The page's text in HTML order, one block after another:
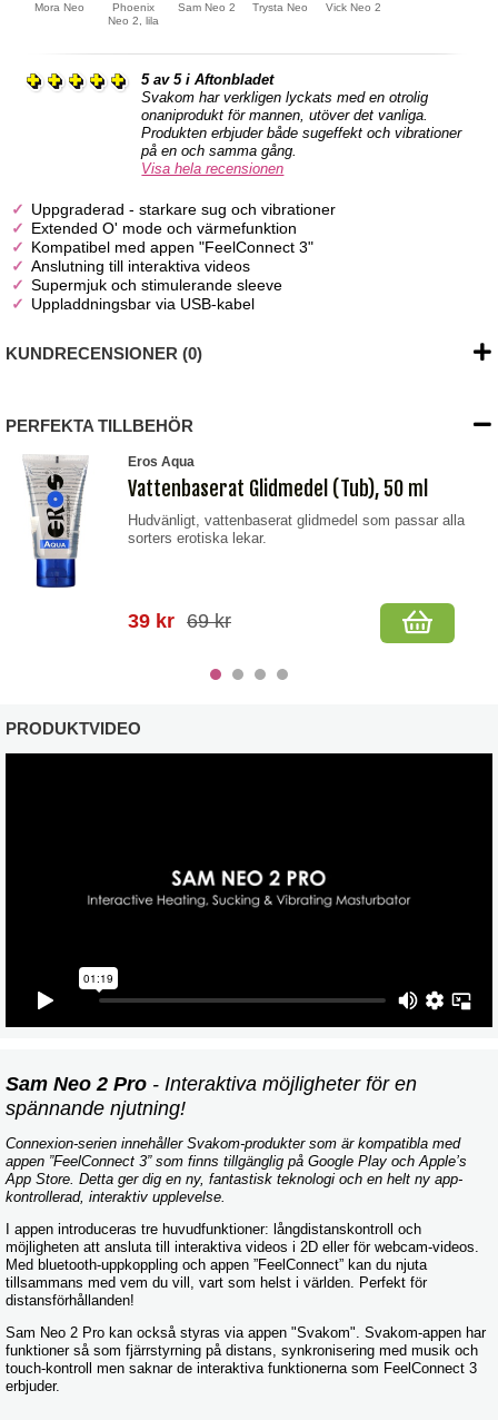
Mora Neo
Phoenix
Neo 2, lila
Sam Neo 2 Trysta Neo Vick Neo 2
5 av 5 i Aftonbladet
Svakom har verkligen lyckats med en otrolig
onaniprodukt för mannen, utöver det vanliga.
Produkten erbjuder både sugeffekt och vibrationer
på en och samma gång.
Visa hela recensionen
Uppgraderad - starkare sug och vibrationer
Extended O' mode och värmefunktion
Kompatibel med appen "FeelConnect 3"
Anslutning till interaktiva videos
Supermjuk och stimulerande sleeve
Uppladdningsbar via USB-kabel
KUNDRECENSIONER (0)
PERFEKTA TILLBEHÖR
Eros Aqua
Vattenbaserat Glidmedel (Tub), 50 ml
Hudvänligt, vattenbaserat glidmedel som passar alla
sorters erotiska lekar.
39 kr 69 kr
PRODUKTVIDEO
Sam Neo 2 Pro - Interaktiva möjligheter för en
spännande njutning!
Connexion-serien innehåller Svakom-produkter som är kompatibla med
appen ”FeelConnect 3” som finns tillgänglig på Google Play och Apple’s
App Store. Detta ger dig en ny, fantastisk teknologi och en helt ny app-
kontrollerad, interaktiv upplevelse.
I appen introduceras tre huvudfunktioner: långdistanskontroll och
möjligheten att ansluta till interaktiva videos i 2D eller för webcam-videos.
Med bluetooth-uppkoppling och appen ”FeelConnect” kan du njuta
tillsammans med vem du vill, vart som helst i världen. Perfekt för
distansförhållanden!
Sam Neo 2 Pro kan också styras via appen "Svakom". Svakom-appen har
funktioner så som fjärrstyrning på distans, synkronisering med musik och
touch-kontroll men saknar de interaktiva funktionerna som FeelConnect 3
erbjuder.